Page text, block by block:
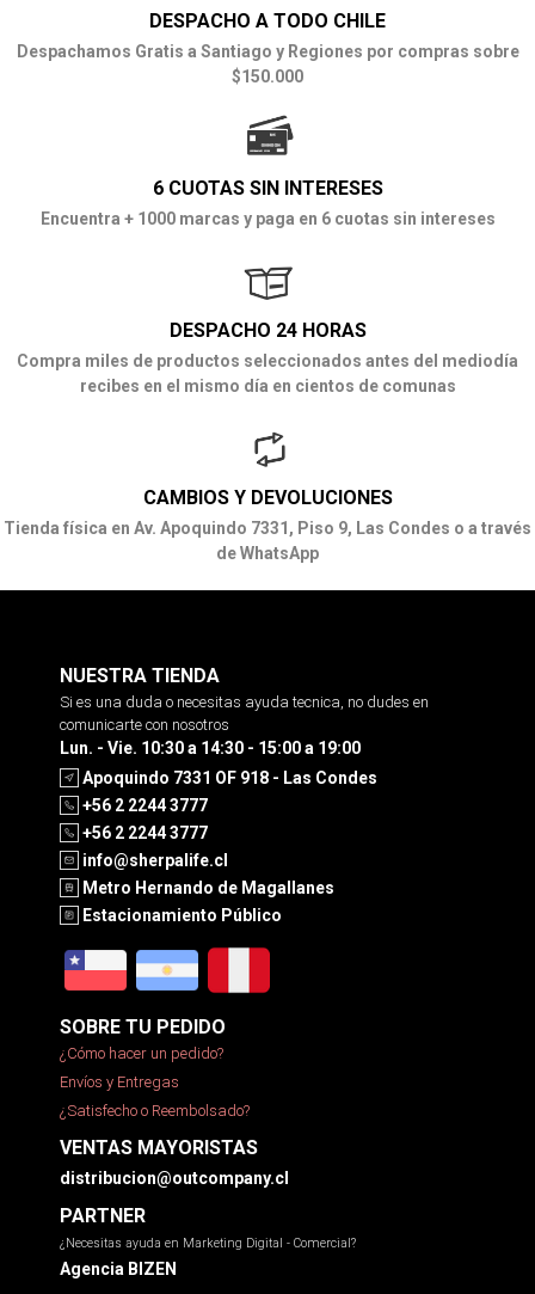
DESPACHO A TODO CHILE
Despachamos Gratis a Santiago y Regiones por compras sobre
$150.000
6 CUOTAS SIN INTERESES
Encuentra + 1000 marcas y paga en 6 cuotas sin intereses
DESPACHO 24 HORAS
Compra miles de productos seleccionados antes del mediodía
recibes en el mismo día en cientos de comunas
CAMBIOS Y DEVOLUCIONES
Tienda física en Av. Apoquindo 7331, Piso 9, Las Condes o a través
de WhatsApp
NUESTRA TIENDA
Si es una duda o necesitas ayuda tecnica, no dudes en
comunicarte con nosotros
Lun. - Vie. 10:30 a 14:30 - 15:00 a 19:00
Apoquindo 7331 OF 918 - Las Condes
+56 2 2244 3777
+56 2 2244 3777
info@sherpalife.cl
Metro Hernando de Magallanes
Estacionamiento Público
SOBRE TU PEDIDO
¿Cómo hacer un pedido?
Envíos y Entregas
¿Satisfecho o Reembolsado?
VENTAS MAYORISTAS
distribucion@outcompany.cl
PARTNER
¿Necesitas ayuda en Marketing Digital - Comercial?
Agencia BIZEN